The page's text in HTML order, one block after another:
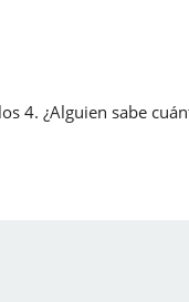
4. ¿Alguien sabe